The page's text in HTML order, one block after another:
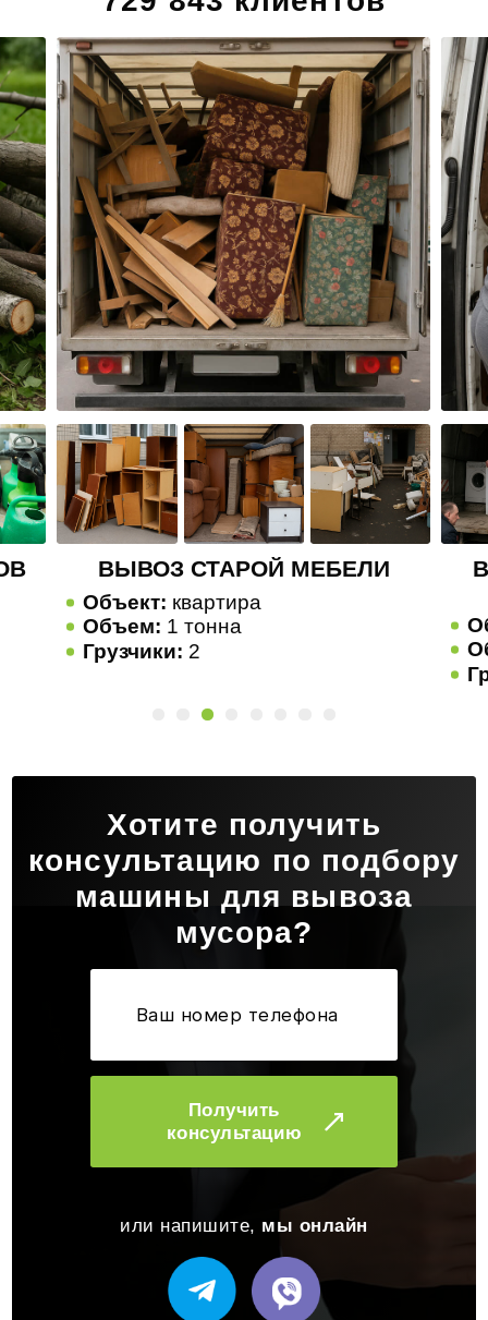
ВЫВОЗ СТАРОЙ БЫТОВОЙ
Объект: квартира
Объем:1 тонна
Хотите получить
консультацию по подбору
машины для вывоза
мусора?
Получить
консультацию
или напишите, мы онлайн